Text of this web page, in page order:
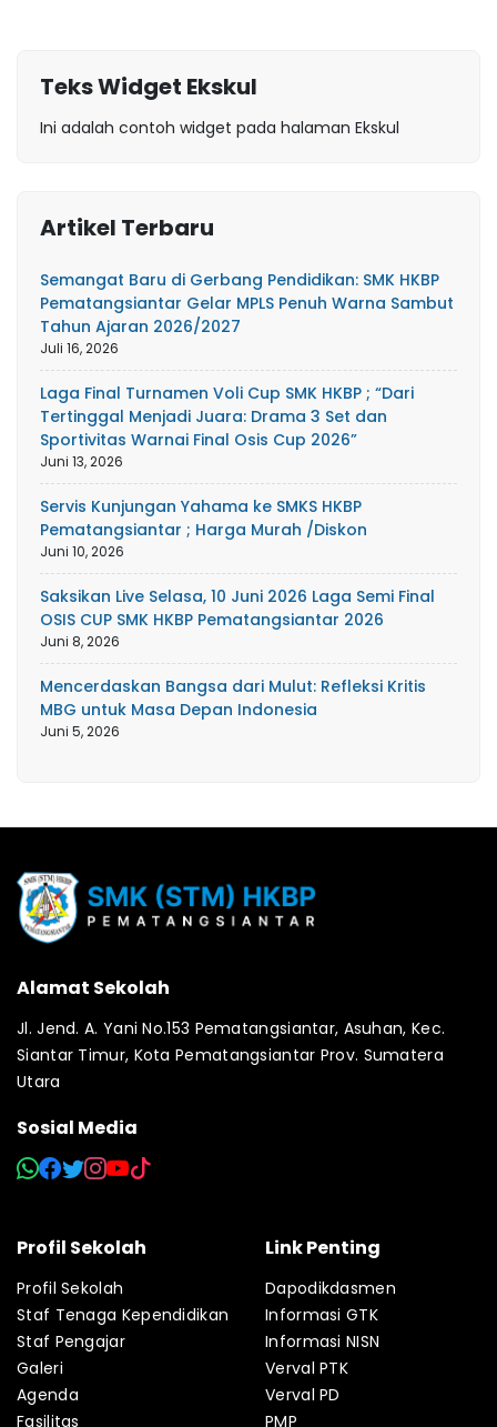
Teks Widget Ekskul
Ini adalah contoh widget pada halaman Ekskul
Artikel Terbaru
Semangat Baru di Gerbang Pendidikan: SMK HKBP
Pematangsiantar Gelar MPLS Penuh Warna Sambut
Tahun Ajaran 2026/2027
Juli 16, 2026
Laga Final Turnamen Voli Cup SMK HKBP ; “Dari
Tertinggal Menjadi Juara: Drama 3 Set dan
Sportivitas Warnai Final Osis Cup 2026”
Juni 13, 2026
Servis Kunjungan Yahama ke SMKS HKBP
Pematangsiantar ; Harga Murah /Diskon
Juni 10, 2026
Saksikan Live Selasa, 10 Juni 2026 Laga Semi Final
OSIS CUP SMK HKBP Pematangsiantar 2026
Juni 8, 2026
Mencerdaskan Bangsa dari Mulut: Refleksi Kritis
MBG untuk Masa Depan Indonesia
Juni 5, 2026
Alamat Sekolah
Jl. Jend. A. Yani No.153 Pematangsiantar, Asuhan, Kec.
Siantar Timur, Kota Pematangsiantar Prov. Sumatera
Utara
Sosial Media
Profil Sekolah
Profil Sekolah
Staf Tenaga Kependidikan
Staf Pengajar
Galeri
Agenda
Fasilitas
Link Penting
Dapodikdasmen
Informasi GTK
Informasi NISN
Verval PTK
Verval PD
PMP